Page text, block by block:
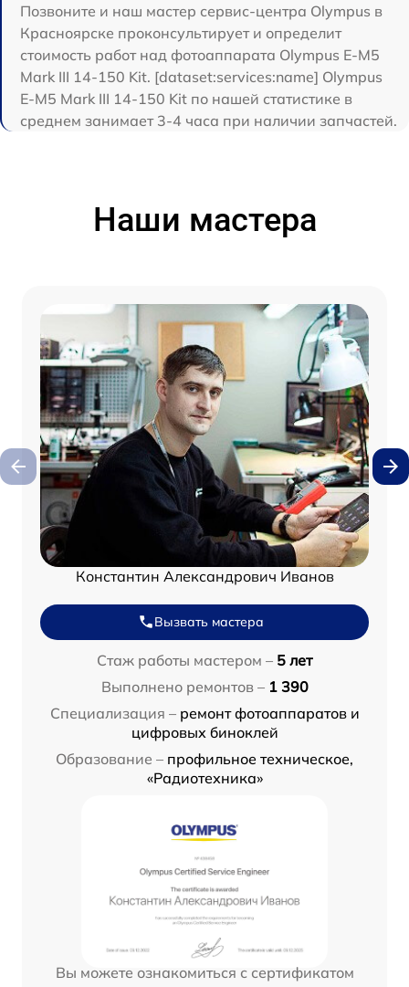
Позвоните и наш мастер сервис-центра Olympus в
Красноярске проконсультирует и определит
стоимость работ над фотоаппарата Olympus E‑M5
Mark III 14-150 Kit. [dataset:services:name] Olympus
E‑M5 Mark III 14-150 Kit по нашей статистике в
среднем занимает 3-4 часа при наличии запчастей.
Наши мастера
Константин Александрович Иванов
Вызвать мастера
Стаж работы мастером – 5 лет
Выполнено ремонтов – 1 390
Специализация – ремонт фотоаппаратов и
цифровых биноклей
Образование – профильное техническое,
«Радиотехника»
Вы можете ознакомиться с сертификатом